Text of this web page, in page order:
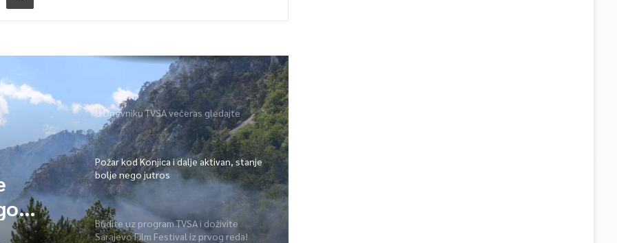
U Dnevniku TVSA večeras gledajte
Požar kod Konjica i dalje aktivan, stanje
bolje nego jutros
Budite uz program TVSA i doživite
Sarajevo Film Festival iz prvog reda!